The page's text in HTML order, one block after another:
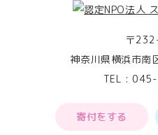
〒
神奈川県横浜市
TEL :
寄付をする